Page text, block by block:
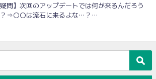
疑問】次回のアップデートでは何が来るんだろう
⇒〇〇は流石に来るよな…？…